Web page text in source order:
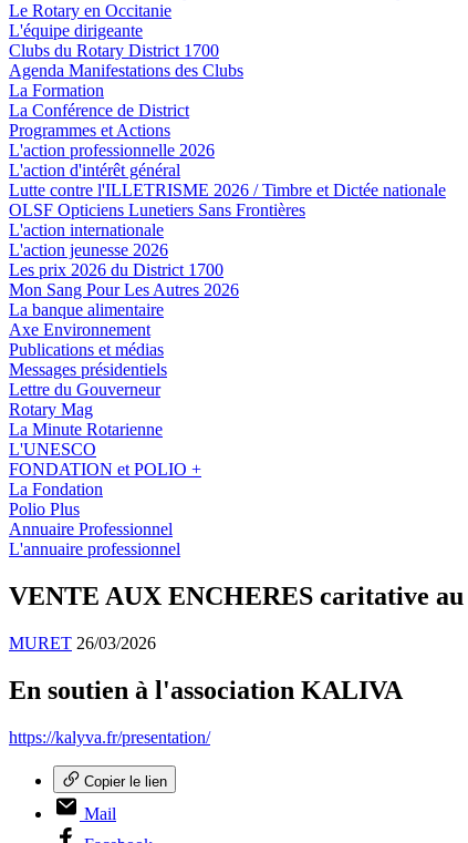
Le Rotary en Occitanie
L'équipe dirigeante
Clubs du Rotary District 1700
Agenda Manifestations des Clubs
La Formation
La Conférence de District
Programmes et Actions
L'action professionnelle 2026
L'action d'intérêt général
Lutte contre l'ILLETRISME 2026 / Timbre et Dictée nationale
OLSF Opticiens Lunetiers Sans Frontières
L'action internationale
L'action jeunesse 2026
Les prix 2026 du District 1700
Mon Sang Pour Les Autres 2026
La banque alimentaire
Axe Environnement
Publications et médias
Messages présidentiels
Lettre du Gouverneur
Rotary Mag
La Minute Rotarienne
L'UNESCO
FONDATION et POLIO +
La Fondation
Polio Plus
Annuaire Professionnel
L'annuaire professionnel
VENTE AUX ENCHERES caritative
MURET 26/03/2026
En soutien à l'association KALIVA
https://kalyva.fr/presentation/
Copier le lien
Mail